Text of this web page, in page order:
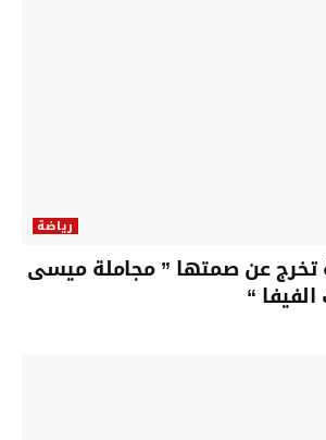
رياضة
تخرج عن صمتها ” مجاملة ميسى
“